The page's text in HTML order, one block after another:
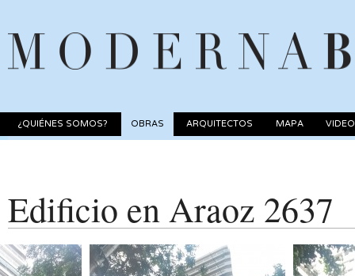
¿QUIÉNES SOMOS? OBRAS ARQUITECTOS MAPA
Edificio en Araoz 2637